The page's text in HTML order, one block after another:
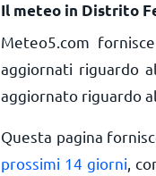
Il meteo in Distrito
Meteo5.com
aggiornati riguardo
aggiornato riguardo
Questa pagina
prossimi 14 giorni ,